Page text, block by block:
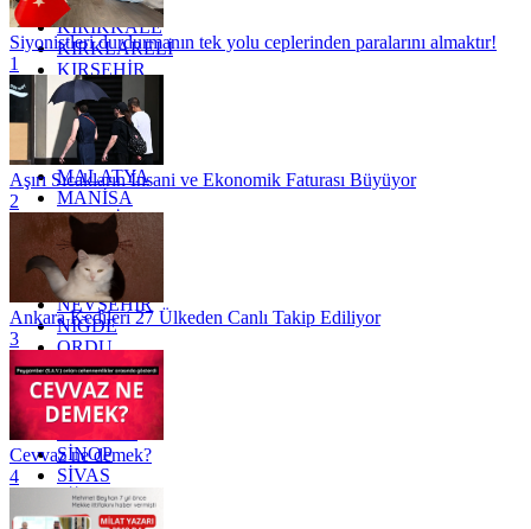
KAYSERİ
KIRIKKALE
KIRKLARELİ
KIRŞEHİR
KOCAELİ
KONYA
KÜTAHYA
KİLİS
MALATYA
MANİSA
MARDİN
MERSİN
MUĞLA
MUŞ
NEVŞEHİR
NİĞDE
ORDU
OSMANİYE
RİZE
SAKARYA
SAMSUN
SİNOP
SİVAS
SİİRT
TEKİRDAĞ
Siyonistleri durdurmanın tek yolu ceplerinden paralarını almaktır!
1
Aşırı Sıcakların İnsani ve Ekonomik Faturası Büyüyor
2
Ankara Kedileri 27 Ülkeden Canlı Takip Ediliyor
3
Cevvaz ne demek?
4